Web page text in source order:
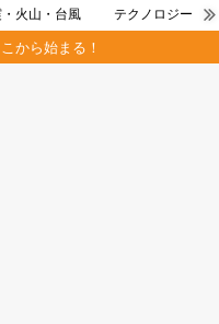
・火山・台風 テクノロジー
から始まる！